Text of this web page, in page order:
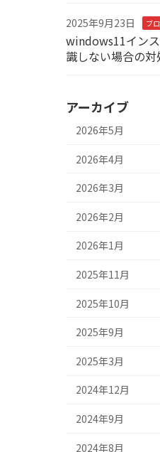
2025年9月23日 ブ
windows11イン
識しない場合の対
アーカイブ
2026年5月
2026年4月
2026年3月
2026年2月
2026年1月
2025年11月
2025年10月
2025年9月
2025年3月
2024年12月
2024年9月
2024年8月